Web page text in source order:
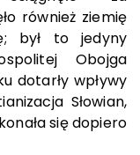
również ziemię
był to jedyny
Obojga
dotarły wpływy
Słowian,
się dopiero